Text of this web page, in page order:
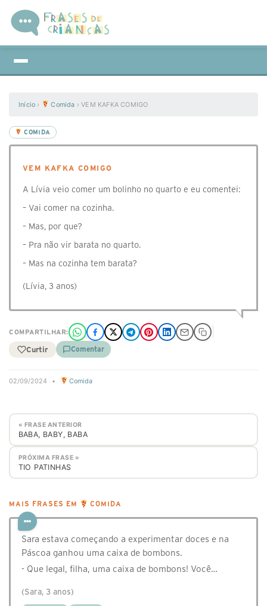
Início › Comida ›VEM KAFKA COMIGO
COMIDA
VEM KAFKA COMIGO
A Lívia veio comer um bolinho no quarto e eu comentei:
– Vai comer na cozinha.
– Mas, por que?
– Pra não vir barata no quarto.
– Mas na cozinha tem barata?
(Lívia, 3 anos)
COMPARTILHAR:
Curtir Comentar
02/09/2024 • Comida
« FRASE ANTERIOR
BABA, BABY, BABA
PRÓXIMA FRASE »
TIO PATINHAS
MAIS FRASES EM COMIDA
Sara estava começando a experimentar doces e na
Páscoa ganhou uma caixa de bombons.
- Que legal, filha, uma caixa de bombons! Você…
(Sara, 3 anos)